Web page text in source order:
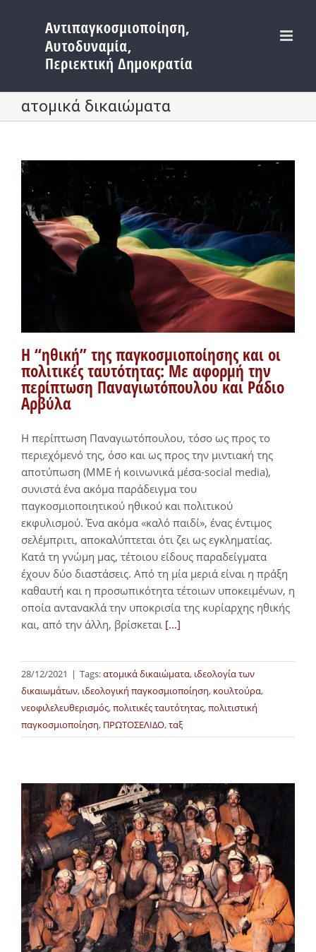
περιεχόμενο
ατομικά δικαιώματα
Η “ηθική” της παγκοσμιοποίησης και οι
πολιτικές ταυτότητας: Με αφορμή την
περίπτωση Παναγιωτόπουλου και Ράδιο
Αρβύλα
Η περίπτωση Παναγιωτόπουλου, τόσο ως προς το
περιεχόμενό της, όσο και ως προς την μιντιακή της
αποτύπωση (ΜΜΕ ή κοινωνικά μέσα-social media),
συνιστά ένα ακόμα παράδειγμα του
παγκοσμιοποιητικού ηθικού και πολιτικού
εκφυλισμού. Ένα ακόμα «καλό παιδί», ένας έντιμος
σελέμπριτι, αποκαλύπτεται ότι ζει ως εγκληματίας.
Κατά τη γνώμη μας, τέτοιου είδους παραδείγματα
έχουν δύο διαστάσεις. Από τη μία μεριά είναι η πράξη
καθαυτή και η προσωπικότητα τέτοιων υποκειμένων, η
οποία αντανακλά την υποκρισία της κυρίαρχης ηθικής
και, από την άλλη, βρίσκεται [...]
28/12/2021 | Tags:ατομικά δικαιώματα, ιδεολογία των
δικαιωμάτων, ιδεολογική παγκοσμιοποίηση, κουλτούρα,
νεοφιλελευθερισμός,πολιτικές ταυτότητας,πολιτιστική
παγκοσμιοποίηση, ΠΡΩΤΟΣΕΛΙΔΟ,ταξ